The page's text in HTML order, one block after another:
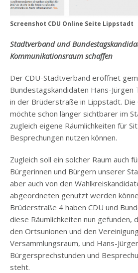
Screenshot CDU Online Seite Lippstadt
Stadtverband und
Kommunikationsraum schaffen
Der CDU-Stadtverband eröffnet
Bundestagskandidaten Hans-Jürgen
in der Brüderstraße in Lippstadt. Die
möchte schon länger sichtbarer im
zugleich eigene Räumlichkeiten für
Besprechungen nutzen können.
Zugleich soll ein solcher Raum auch
Bürgerinnen und Bürgern unserer
aber auch von den
abgeordneten genutzt werden
Brüderstraße 4 haben CDU und
diese Räumlichkeiten nun gefunden,
den Ortsunionen und den
Versammlungsraum, und Hans-
Bürgersprechstunden und
steht.